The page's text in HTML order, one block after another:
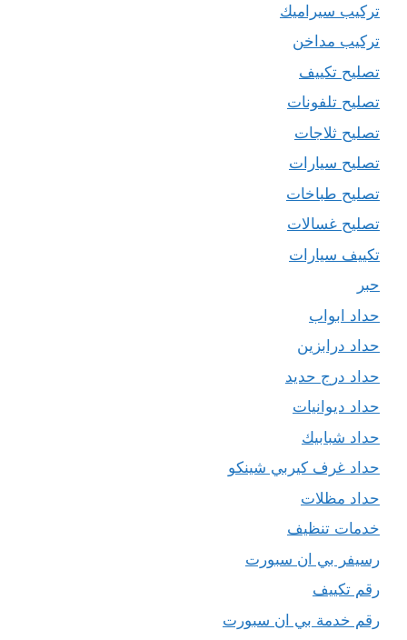
تركيب سيراميك
تركيب مداخن
تصليح تكييف
تصليح تلفونات
تصليح ثلاجات
تصليح سيارات
تصليح طباخات
تصليح غسالات
تكييف سيارات
حبر
حداد ابواب
حداد درابزين
حداد درج حديد
حداد ديوانيات
حداد شبابيك
حداد غرف كيربي شينكو
حداد مظلات
خدمات تنظيف
رسيفر بي ان سبورت
رقم تكييف
رقم خدمة بي ان سبورت